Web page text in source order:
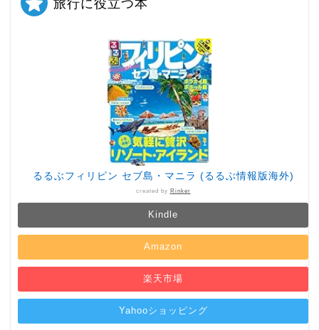
るるぶフィリピン セブ島・マニラ (るるぶ情報版海外)
created by Rinker
Kindle
Amazon
楽天市場
Yahooショッピング